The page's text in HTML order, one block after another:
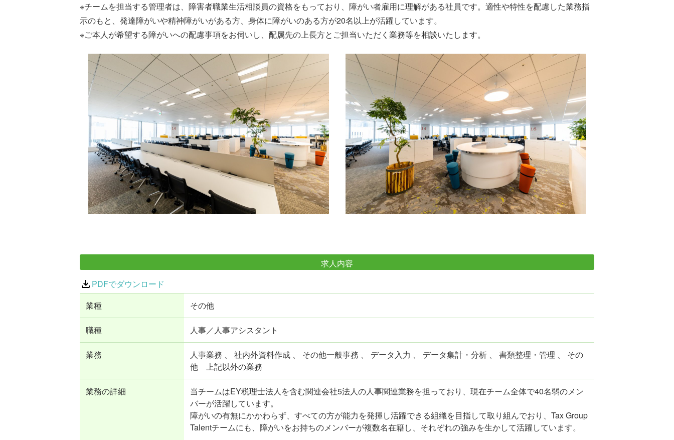
※チームを担当する管理者は、障害者職業生活相談員の資格をもっており、障がい者雇用に理解がある社員です。適性や特性を配慮した業務指
示のもと、発達障がいや精神障がいがある方、身体に障がいのある方が20名以上が活躍しています。
※ご本人が希望する障がいへの配慮事項をお伺いし、配属先の上長方とご担当いただく業務等を相談いたします。
求人内容
PDFでダウンロード
業種
その他
職種 人事／人事アシスタント
業務
人事業務 、 社内外資料作成 、 その他一般事務 、 データ入力 、 データ集計・分析 、 書類整理・管理 、 その
他 上記以外の業務
業務の詳細
当チームはEY税理士法人を含む関連会社5法人の人事関連業務を担っており、現在チーム全体で40名弱のメン
バーが活躍しています。
障がいの有無にかかわらず、すべての方が能力を発揮し活躍できる組織を目指して取り組んでおり、Tax Group
Talentチームにも、障がいをお持ちのメンバーが複数名在籍し、それぞれの強みを生かして活躍しています。